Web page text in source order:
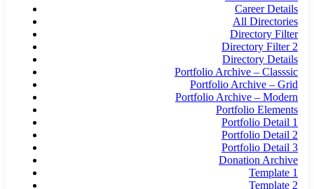
Career Details
All Directories
Directory Filter
Directory Filter 2
Directory Details
Portfolio Archive – Classsic
Portfolio Archive – Grid
Portfolio Archive – Modern
Portfolio Elements
Portfolio Detail 1
Portfolio Detail 2
Portfolio Detail 3
Donation Archive
Template 1
Template 2